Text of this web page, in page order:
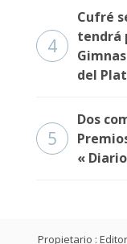
4
Cufré
tendrá
del
5
Dos
«
Propietario :